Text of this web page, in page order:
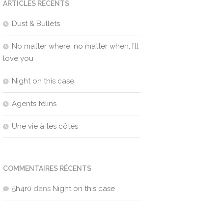
ARTICLES RÉCENTS
Dust & Bullets
No matter where, no matter when, I’ll
love you
Night on this case
Agents félins
Une vie à tes côtés
COMMENTAIRES RÉCENTS
5h4r0 dans Night on this case